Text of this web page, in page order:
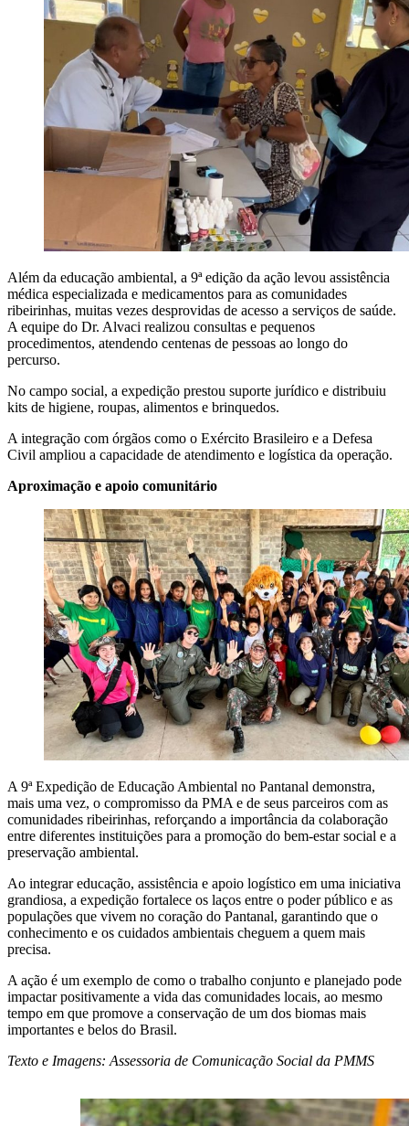
Além da educação ambiental, a 9ª edição da ação levou assistência
médica especializada e medicamentos para as comunidades
ribeirinhas, muitas vezes desprovidas de acesso a serviços de saúde.
A equipe do Dr. Alvaci realizou consultas e pequenos
procedimentos, atendendo centenas de pessoas ao longo do
percurso.
No campo social, a expedição prestou suporte jurídico e distribuiu
kits de higiene, roupas, alimentos e brinquedos.
A integração com órgãos como o Exército Brasileiro e a Defesa
Civil ampliou a capacidade de atendimento e logística da operação.
Aproximação e apoio comunitário
A 9ª Expedição de Educação Ambiental no Pantanal demonstra,
mais uma vez, o compromisso da PMA e de seus parceiros com as
comunidades ribeirinhas, reforçando a importância da colaboração
entre diferentes instituições para a promoção do bem-estar social e a
preservação ambiental.
Ao integrar educação, assistência e apoio logístico em uma iniciativa
grandiosa, a expedição fortalece os laços entre o poder público e as
populações que vivem no coração do Pantanal, garantindo que o
conhecimento e os cuidados ambientais cheguem a quem mais
precisa.
A ação é um exemplo de como o trabalho conjunto e planejado pode
impactar positivamente a vida das comunidades locais, ao mesmo
tempo em que promove a conservação de um dos biomas mais
importantes e belos do Brasil.
Texto e Imagens: Assessoria de Comunicação Social da PMMS